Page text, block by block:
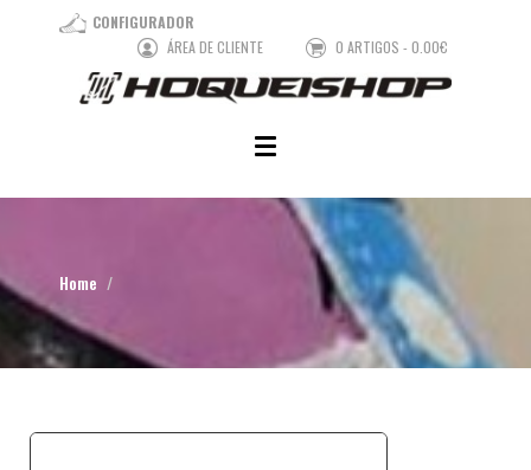
CONFIGURADOR
ÁREA DE CLIENTE
0 ARTIGOS - 0.00€
Home